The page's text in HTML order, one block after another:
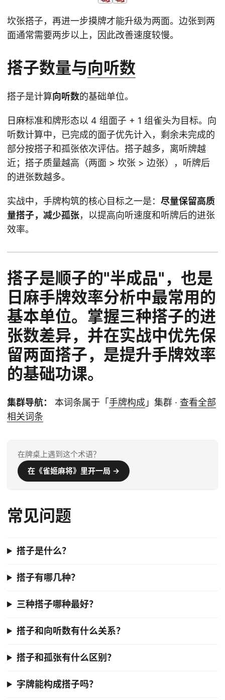
坎张搭子，再进一步摸牌才能升级为两面。边张到两
面通常需要两步以上，因此改善速度较慢。
搭子数量与向听数
搭子是计算向听数的基础单位。
日麻标准和牌形态以 4 组面子 + 1 组雀头为目标。向
听数计算中，已完成的面子优先计入，剩余未完成的
部分按搭子和孤张依次评估。搭子越多，离听牌越
近；搭子质量越高（两面 > 坎张 > 边张），听牌后
的进张数越多。
实战中，手牌构筑的核心目标之一是： 尽量保留高质
量搭子，减少孤张，以提高向听速度和听牌后的进张
效率。
搭子是顺子的"半成品"，也是
日麻手牌效率分析中最常用的
基本单位。掌握三种搭子的进
张数差异，并在实战中优先保
留两面搭子，是提升手牌效率
的基础功课。
集群导航： 本词条属于「 手牌构成 」集群 · 查看全部
相关词条
在牌桌上遇到这个术语？
在《雀姬麻将》里开一局 →
常见问题
搭子是什么？
搭子有哪几种？
三种搭子哪种最好？
搭子和向听数有什么关系？
搭子和孤张有什么区别？
字牌能构成搭子吗？